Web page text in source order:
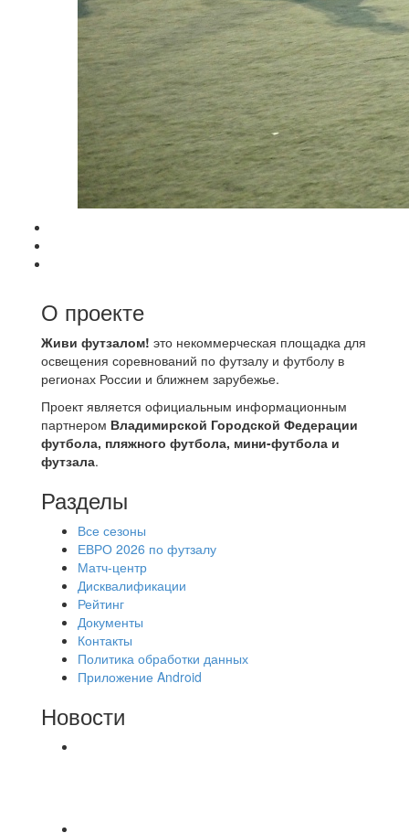
О проекте
Живи футзалом! это некоммерческая площадка для
освещения соревнований по футзалу и футболу в
регионах России и ближнем зарубежье.
Проект является официальным информационным
партнером Владимирской Городской Федерации
футбола, пляжного футбола, мини-футбола и
футзала.
Разделы
Все сезоны
ЕВРО 2026 по футзалу
Матч-центр
Дисквалификации
Рейтинг
Документы
Контакты
Политика обработки данных
Приложение Android
Новости